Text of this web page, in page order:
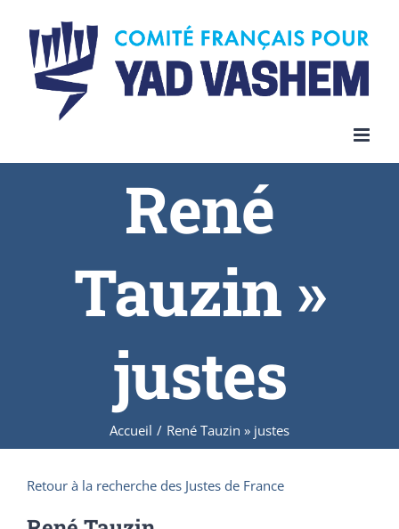
content
René
Tauzin »
justes
Accueil / René Tauzin » justes
Retour à la recherche des Justes de France